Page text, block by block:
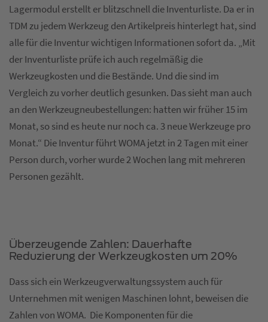
Lagermodul erstellt er blitzschnell die Inventurliste. Da er in
TDM zu jedem Werkzeug den Artikelpreis hinterlegt hat, sind
alle für die Inventur wichtigen Informationen sofort da. „Mit
der Inventurliste prüfe ich auch regelmäßig die
Werkzeugkosten und die Bestände. Und die sind im
Vergleich zu vorher deutlich gesunken. Das sieht man auch
an den Werkzeugneubestellungen: hatten wir früher 15 im
Monat, so sind es heute nur noch ca. 3 neue Werkzeuge pro
Monat.“ Die Inventur führt WOMA jetzt in 2 Tagen mit einer
Person durch, vorher wurde 2 Wochen lang mit mehreren
Personen gezählt.
Überzeugende Zahlen: Dauerhafte
Reduzierung der Werkzeugkosten um 20%
Dass sich ein Werkzeugverwaltungssystem auch für
Unternehmen mit wenigen Maschinen lohnt, beweisen die
Zahlen von WOMA. Die Komponenten für die